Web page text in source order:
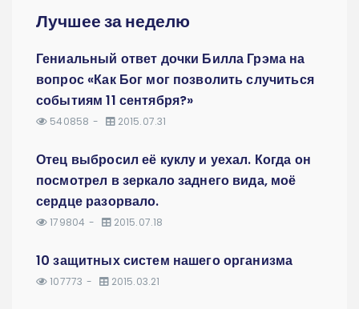
Лучшее за неделю
Гениальный ответ дочки Билла Грэма на
вопрос «Как Бог мог позволить случиться
событиям 11 сентября?»
540858 2015.07.31
Отец выбросил её куклу и уехал. Когда он
посмотрел в зеркало заднего вида, моё
сердце разорвало.
179804 2015.07.18
10 защитных систем нашего организма
107773 2015.03.21